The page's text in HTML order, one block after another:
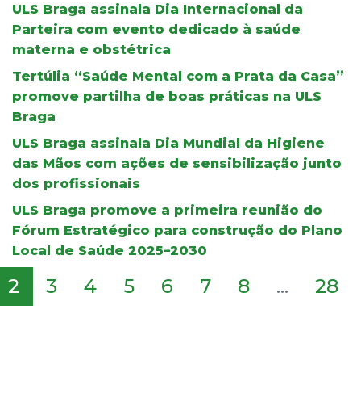
ULS Braga assinala Dia Internacional da
Parteira com evento dedicado à saúde
materna e obstétrica
Tertúlia “Saúde Mental com a Prata da Casa”
promove partilha de boas práticas na ULS
Braga
ULS Braga assinala Dia Mundial da Higiene
das Mãos com ações de sensibilização junto
dos profissionais
ULS Braga promove a primeira reunião do
Fórum Estratégico para construção do Plano
Local de Saúde 2025–2030
2 3 4 5 6 7 8 ... 28